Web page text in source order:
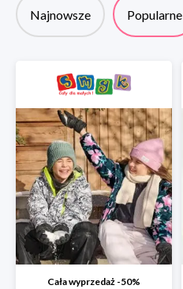
Najnowsze Popularne
Cała wyprzedaż -50%